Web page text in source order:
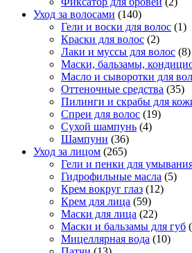
Уход за волосами (140)
Гели и воски для волос (1)
Краски для волос (2)
Лаки и муссы для волос (8)
Маски, бальзамы,
Масло и сыворотки для
Оттеночные средства (35)
Пилинги и скрабы для
Спреи для волос (19)
Сухой шампунь (4)
Шампуни (36)
Уход за лицом (265)
Гели и пенки для
Гидрофильные масла (5)
Крем вокруг глаз (12)
Крем для лица (59)
Маски для лица (22)
Маски и бальзамы для губ
Мицеллярная вода (10)